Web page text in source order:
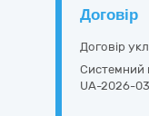
Договір
Договір
Системний
UA-2026-